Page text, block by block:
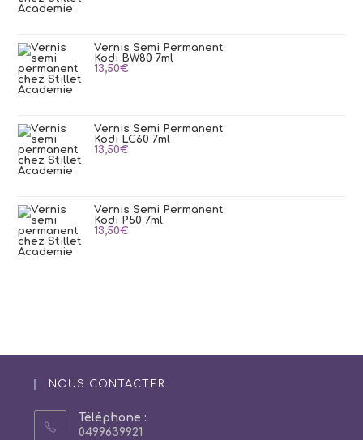
Vernis Semi Permanent
Kodi BW80 7ml
13,50€
Vernis Semi Permanent
Kodi LC60 7ml
13,50€
Vernis Semi Permanent
Kodi P50 7ml
13,50€
NOUS CONTACTER
Téléphone :
0499639921